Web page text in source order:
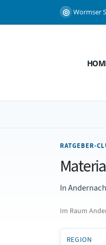
Wormser
RATGEBER-
In
Im Raum
REGION